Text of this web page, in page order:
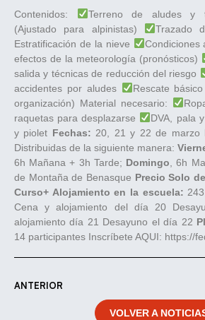
Contenidos:
Terreno de aludes y
(Ajustado para alpinistas)
Trazado
Estratificación de la nieve
Condiciones
efectos de la meteorología (pronósticos)
salida y técnicas de reducción del riesgo
accidentes por aludes
Rescate
organización) Material necesario:
raquetas para desplazarse
DVA, pala
y piolet Fechas: 20, 21 y 22 de marzo
Distribuidas de la siguiente manera:
6h Mañana + 3h Tarde; Domingo , 6h
de Montaña de Benasque Precio Solo
Curso+ Alojamiento en la escuela:
Cena y alojamiento del día 20
alojamiento día 21 Desayuno el día 22
14 participantes Inscríbete AQUI: https://
ANTERIOR
VOLVER A